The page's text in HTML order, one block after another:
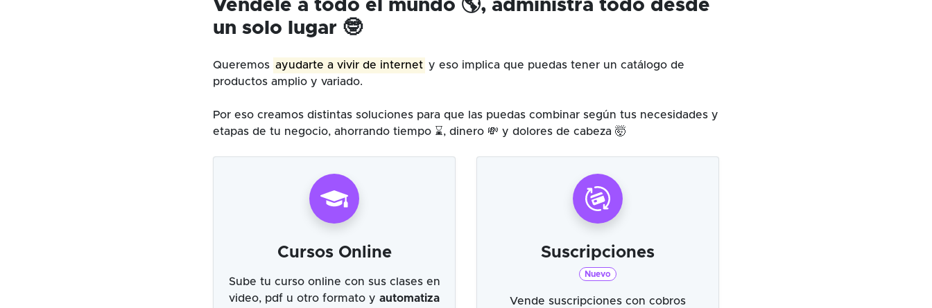
Vendele a todo el mundo 🌎, administra todo desde
un solo lugar 🤓
Queremos ayudarte a vivir de internet y eso implica que puedas tener un catálogo de
productos amplio y variado.
Por eso creamos distintas soluciones para que las puedas combinar según tus necesidades y
etapas de tu negocio, ahorrando tiempo ⌛, dinero 💸 y dolores de cabeza 🤯
Cursos Online
Sube tu curso online con sus clases en
video, pdf u otro formato y automatiza
Suscripciones
Nuevo
Vende suscripciones con cobros